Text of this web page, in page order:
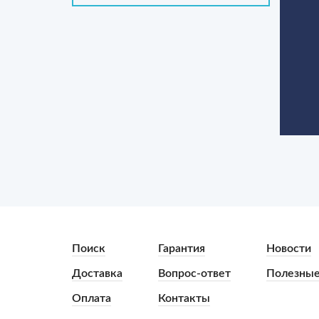
Поиск
Доставка
Оплата
Гарантия
Вопрос-ответ
Контакты
Новости